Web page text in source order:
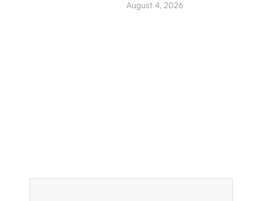
August 4, 2026